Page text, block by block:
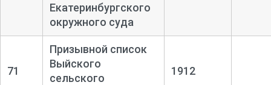
Екатеринбургского
окружного суда
71
Призывной список
Выйского
сельского
1912